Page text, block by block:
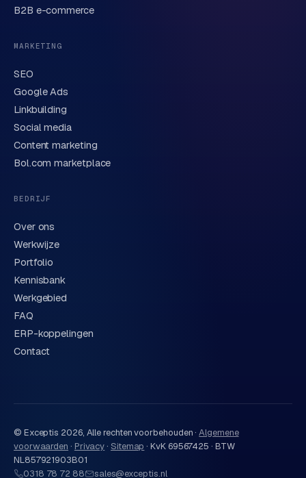
Verstuur aanvraag
We behandelen je gegevens zorgvuldig conform onze
privacyverklaring
B2B e-commerce
MARKETING
SEO
Google Ads
Linkbuilding
Social media
Content marketing
Bol.com marketplace
BEDRIJF
Over ons
Werkwijze
Portfolio
Kennisbank
Werkgebied
FAQ
ERP-koppelingen
Contact
© Exceptis 2026, Alle rechten voorbehouden · Algemene
voorwaarden · Privacy· Sitemap ·KvK 69567425 · BTW
NL857921903B01
0318 78 72 88
sales@exceptis.nl